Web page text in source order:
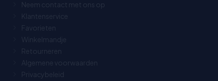
Neem contact met ons op
Klantenservice
Favorieten
Winkelmandje
Retourneren
Algemene voorwaarden
Privacybeleid